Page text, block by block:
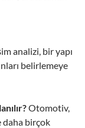
analizi, bir yapı
belirlemeye
Otomotiv,
daha birçok